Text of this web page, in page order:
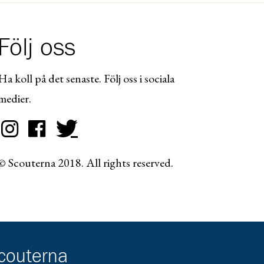
Följ oss
koll på det senaste. Följ oss i sociala
Scouterna 2018. All rights reserved.